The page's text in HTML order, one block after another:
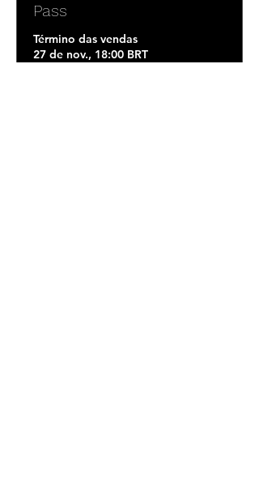
Pass
Término das vendas
27 de nov., 18:00 BRT